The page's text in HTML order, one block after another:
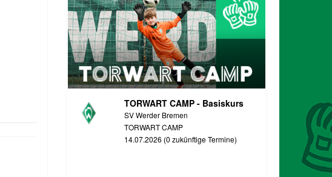
TORWART CAMP - Basiskurs
SV Werder Bremen
TORWART CAMP
14.07.2026 (0 zukünftige Termine)